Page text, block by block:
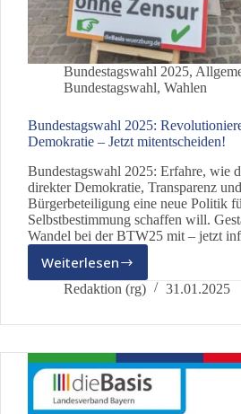
Bundestagswahl 2025,
Bundestagswahl, Wahlen
Bundestagswahl 2025:
Demokratie – Jetzt mitentscheiden!
Bundestagswahl 2025: Erfahre, wie
direkter Demokratie, Transparenz und
Bürgerbeteiligung eine neue Politik
Selbstbestimmung schaffen will.
Wandel bei der BTW25 mit – jetzt
WeiterlesenBundestagswahl
2025:
die
–
Jetzt
mitentscheiden!
Redaktion (rg) 31.01.2025